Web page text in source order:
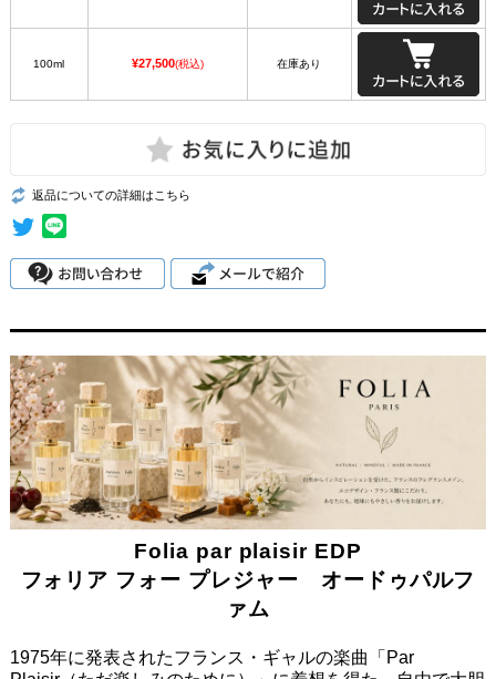
100ml ¥27,500(税込) 在庫あり
返品についての詳細はこちら
Folia par plaisir EDP
フォリア フォー プレジャー オードゥパルフ
ァム
1975年に発表されたフランス・ギャルの楽曲「Par